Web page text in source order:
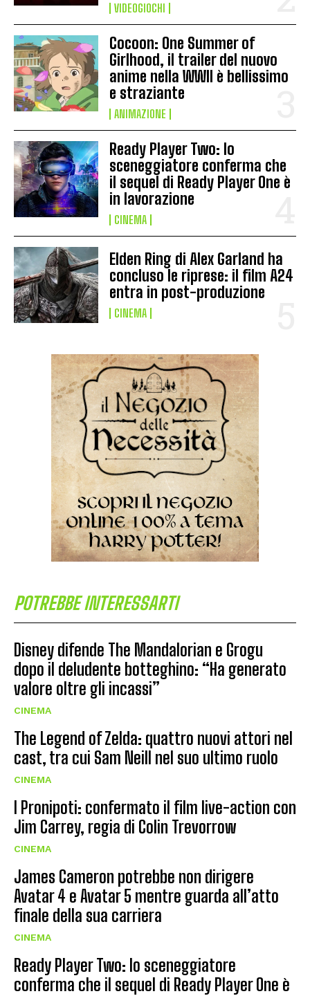
VIDEOGIOCHI
Cocoon: One Summer of
Girlhood, il trailer del nuovo
anime nella WWII è bellissimo
e straziante
ANIMAZIONE
Ready Player Two: lo
sceneggiatore conferma che
il sequel di Ready Player One è
in lavorazione
CINEMA
Elden Ring di Alex Garland ha
concluso le riprese: il film A24
entra in post-produzione
CINEMA
POTREBBE INTERESSARTI
Disney difende The Mandalorian e Grogu
dopo il deludente botteghino: “Ha generato
valore oltre gli incassi”
CINEMA
The Legend of Zelda: quattro nuovi attori nel
cast, tra cui Sam Neill nel suo ultimo ruolo
CINEMA
I Pronipoti: confermato il film live-action con
Jim Carrey, regia di Colin Trevorrow
CINEMA
James Cameron potrebbe non dirigere
Avatar 4 e Avatar 5 mentre guarda all’atto
finale della sua carriera
CINEMA
Ready Player Two: lo sceneggiatore
conferma che il sequel di Ready Player One è